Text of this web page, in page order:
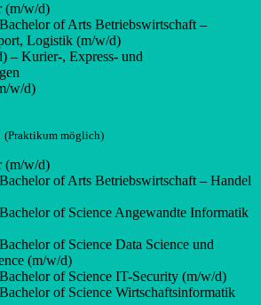
(m/w/d)
of Arts Betriebswirtschaft –
Logistik (m/w/d)
– Kurier-, Express- und
w/d)
(Praktikum möglich)
(m/w/d)
of Arts Betriebswirtschaft – Handel
of Science Angewandte Informatik
of Science Data Science und
(m/w/d)
of Science IT-Security (m/w/d)
of Science Wirtschaftsinformatik